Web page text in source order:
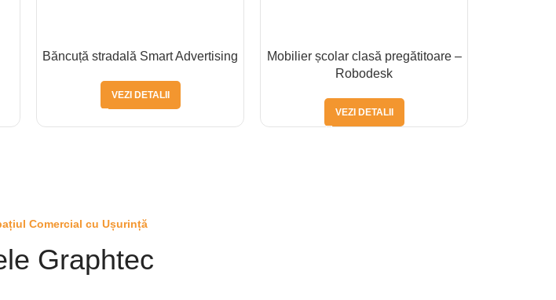
Băncuță stradală Smart Advertising
VEZI DETALII
Mobilier școlar clasă pregătitoare –
Robodesk
VEZI DETALII
Comercial cu Ușurință
Graphtec